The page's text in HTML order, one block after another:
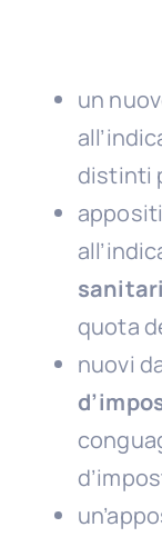
un
distinti
quota
nuovi